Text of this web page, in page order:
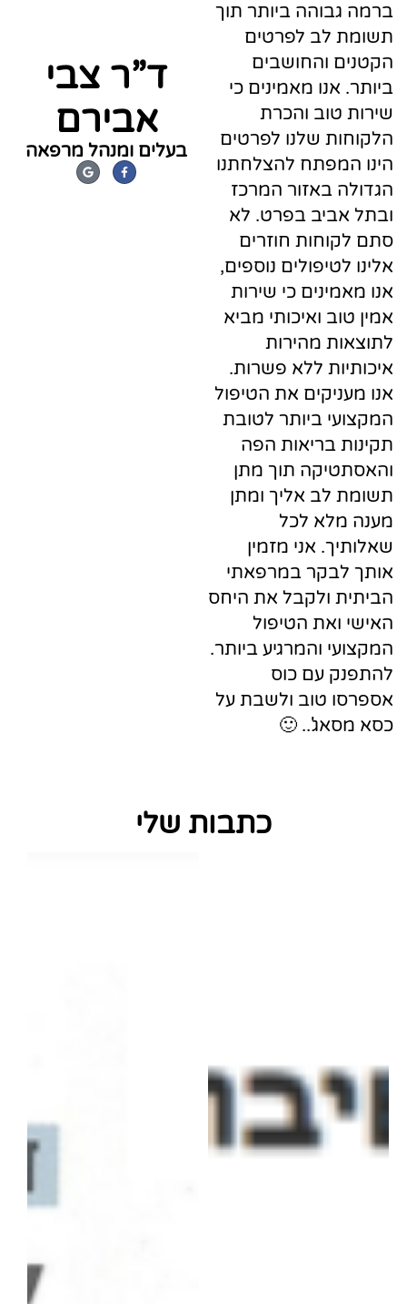
ביותר תוך
לב לפרטים
והחושבים
מאמינים כי
והכרת
שלנו לפרטים
להצלחתנו
באזור המרכז
בפרט. לא
חוזרים
נוספים,
כי שירות
ואיכותי מביא
מהירות
ללא פשרות.
את הטיפול
ביותר לטובת
בריאות הפה
תוך מתן
לב אליך ומתן
לכל
אני מזמין
במרפאתי
ולקבל את היחס
הטיפול
והמרגיע ביותר.
עם כוס
טוב ולשבת על
🙂
ד”ר צבי
אבירם
בעלים ומנהל מרפאה
כתבות שלי